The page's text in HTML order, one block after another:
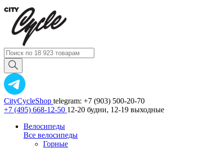
CityCycleShop telegram: +7 (903) 500-20-70
+7 (495) 668-12-50 12-20 будни, 12-19 выходные
Велосипеды
Все велосипеды
Горные